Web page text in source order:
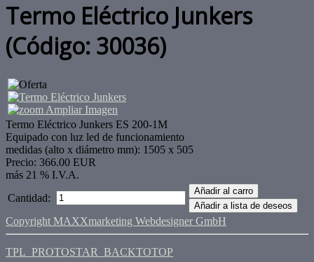
Termo Eléctrico Junkers
(Código: 30036)
Ampliar Imagen
Termo Eléctrico Junkers ES 200-1M
Equipado con luz led de funcionamiento
medidas (alto x diámetro mm): 1505 x 505
Precio: 366.00 EUR
más 21 % I.V.A.
Cantidad:
Copyright MAXXmarketing Webdesigner GmbH
TPL_PROTOSTAR_BACKTOTOP